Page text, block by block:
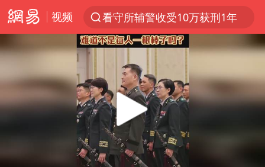
视频
看守所辅警收受10万获刑1年
台风白海豚进入48小时警戒线
中方回应是否在太平洋海底开采稀土
台风白海豚影响中国已成定局
U17国足1分钟轰2球